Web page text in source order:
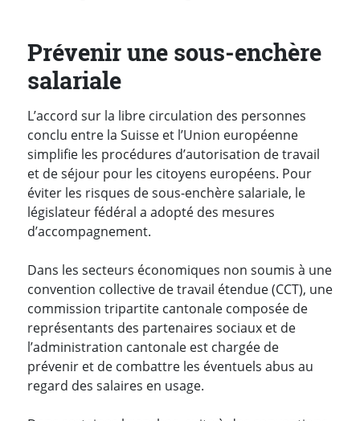
Prévenir une sous-enchère
salariale
L’accord sur la libre circulation des personnes
conclu entre la Suisse et l’Union européenne
simplifie les procédures d’autorisation de travail
et de séjour pour les citoyens européens. Pour
éviter les risques de sous-enchère salariale, le
législateur fédéral a adopté des mesures
d’accompagnement.
Dans les secteurs économiques non soumis à une
convention collective de travail étendue (CCT), une
commission tripartite cantonale composée de
représentants des partenaires sociaux et de
l’administration cantonale est chargée de
prévenir et de combattre les éventuels abus au
regard des salaires en usage.